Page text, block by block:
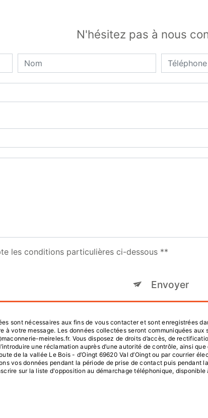
N'hésitez pas à nous
les conditions particulières ci-dessous **
Envoyer
sont nécessaires aux fins de vous contacter et sont enregistrées
à votre message. Les données collectées seront communiquées
meireles.fr. Vous disposez de droits d’accès, de
une réclamation auprès d’une autorité de contrôle, ainsi
de la vallée Le Bois - d’Oingt 69620 Val d’Oingt ou par courrier
vos données pendant la période de prise de contact puis pendant
sur la liste d'opposition au démarchage téléphonique, disponible